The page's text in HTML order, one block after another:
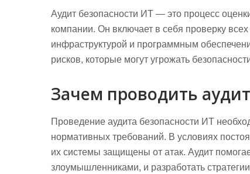
Аудит безопасности ИТ — это процесс
компании. Он включает в себя проверку
инфраструктурой и программным
рисков, которые могут угрожать
Зачем проводить
Проведение аудита безопасности ИТ
нормативных требований. В условиях
их системы защищены от атак. Аудит
злоумышленниками, и разработать